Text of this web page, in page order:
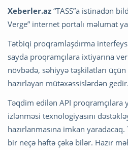
Xeberler.az “TASS”a istinadən
Verge” internet portalı məlumat
Tətbiqi proqramlaşdırma
sayda proqramçılara ixtiyarına
növbədə, səhiyyə təşkilatları
hazırlayan mütəxəssislərdən gedir.
Təqdim edilən API proqramçılara
izlənməsi texnologiyasını
hazırlanmasına imkan
bir neçə həftə çəkə bilər. Hazır